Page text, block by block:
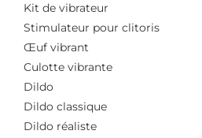
Kit de vibrateur
Stimulateur pour clitoris
Œuf vibrant
Culotte vibrante
Dildo
Dildo classique
Dildo réaliste